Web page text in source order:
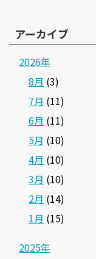
アーカイブ
2026年
8月 (3)
7月 (11)
6月 (11)
5月 (10)
4月 (10)
3月 (10)
2月 (14)
1月 (15)
2025年